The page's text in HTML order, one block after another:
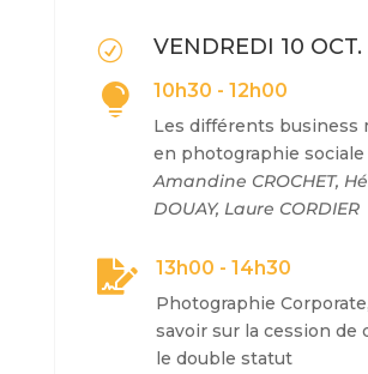
R VENDREDI 10 OCT.
 10h30 - 12h00
Les différents business
en photographie sociale
Amandine CROCHET,
DOUAY, Laure CORDIER
 13h00 - 14h30
Photographie
savoir sur la cession de
le double statut